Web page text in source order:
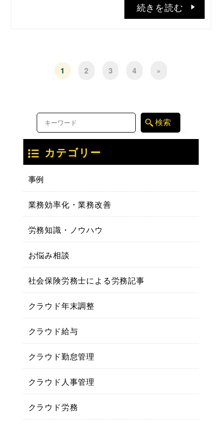
続きを読む
1 2 3 4 »
カテゴリー
事例
業務効率化・業務改善
労務知識・ノウハウ
お悩み相談
社会保険労務士による労務記事
クラウド年末調整
クラウド給与
クラウド勤怠管理
クラウド人事管理
クラウド労務